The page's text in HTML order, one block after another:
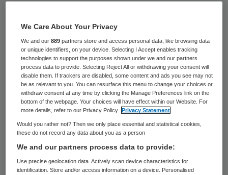
kinderbijslag) is van de baan. Minister
Lodewijk Asscher (Sociale Zaken) laat een
mogelijke fusie niet onderzoeken, deelde hij
woensdag mee aan de Tweede Kamer.
De regering had eerder een onderzoek
toegezegd. Asscher vindt dat de instanties
zich nu moeten richten “op de menselijke
maat en mensen aan het werk krijgen, en
niet op een megalomane fusie”.
We Care About Your Privacy
We and our889 partners store and access personal data, like browsing data
or unique identifiers, on your device. Selecting I Accept enables tracking
technologies to support the purposes shown under we and our partners
process data to provide. Selecting Reject All or withdrawing your consent will
disable them. If trackers are disabled, some content and ads you see may not
be as relevant to you. You can resurface this menu to change your choices or
withdraw consent at any time by clicking the Manage Preferences link on the
bottom of the webpage. Your choices will have effect within our Website. For
more details, refer to our Privacy Policy.
Privacy Statement
Would you rather not? Then we only place essential and statistical cookies,
these do not record any data about you as a person
We and our partners process data to provide:
Use precise geolocation data. Actively scan device characteristics for
identification. Store and/or access information on a device. Personalised